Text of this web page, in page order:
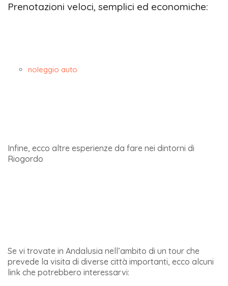
Prenotazioni veloci, semplici ed economiche:
noleggio auto
Infine, ecco altre esperienze da fare nei dintorni di
Riogordo
Se vi trovate in Andalusia nell’ambito di un tour che
prevede la visita di diverse città importanti, ecco alcuni
link che potrebbero interessarvi: